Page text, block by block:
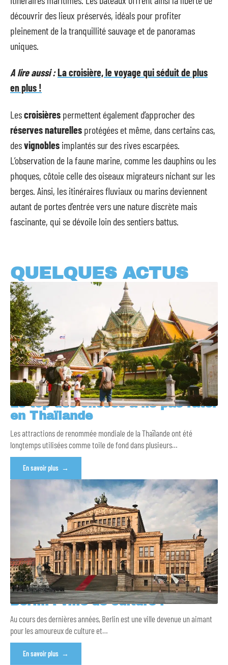
découvrir des lieux préservés, idéals pour profiter
pleinement de la tranquillité sauvage et de panoramas
uniques.
A lire aussi :La croisière, le voyage qui séduit de plus
en plus !
Lescroisières permettent également d’approcher des
réserves naturelles protégées et même, dans certains cas,
desvignobles implantés sur des rives escarpées.
L’observation de la faune marine, comme les dauphins ou les
phoques, côtoie celle des oiseaux migrateurs nichant sur les
berges. Ainsi, les itinéraires fluviaux ou marins deviennent
autant de portes d’entrée vers une nature discrète mais
fascinante, qui se dévoile loin des sentiers battus.
QUELQUES ACTUS
Le top des choses à ne pas rater
en Thaïlande
Les attractions de renommée mondiale de la Thaïlande ont été
longtemps utilisées comme toile de fond dans plusieurs…
En savoir plus
Berlin : ville de culture !
Au cours des dernières années, Berlin est une ville devenue un aimant
pour les amoureux de culture et…
En savoir plus